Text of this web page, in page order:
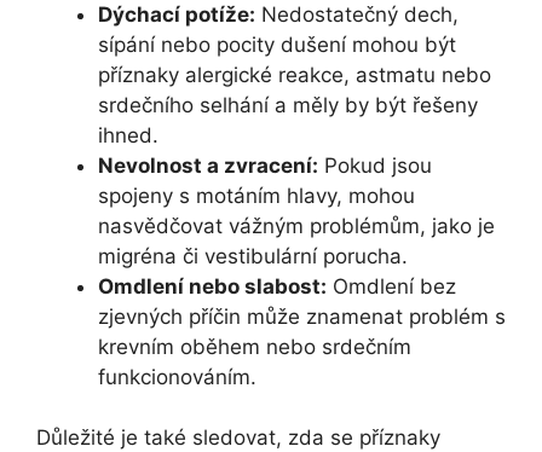
Dýchací potíže: Nedostatečný dech,
sípání nebo pocity dušení mohou být
příznaky alergické reakce, astmatu nebo
srdečního selhání a měly by být řešeny
ihned.
Nevolnost a zvracení: Pokud jsou
spojeny s motáním hlavy, mohou
nasvědčovat vážným problémům, jako je
migréna či vestibulární porucha.
Omdlení nebo slabost: Omdlení bez
zjevných příčin může znamenat problém s
krevním oběhem nebo srdečním
funkcionováním.
Důležité je také sledovat, zda se příznaky